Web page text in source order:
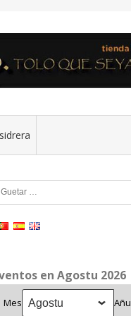
en Agostu 2026
Mes Añu